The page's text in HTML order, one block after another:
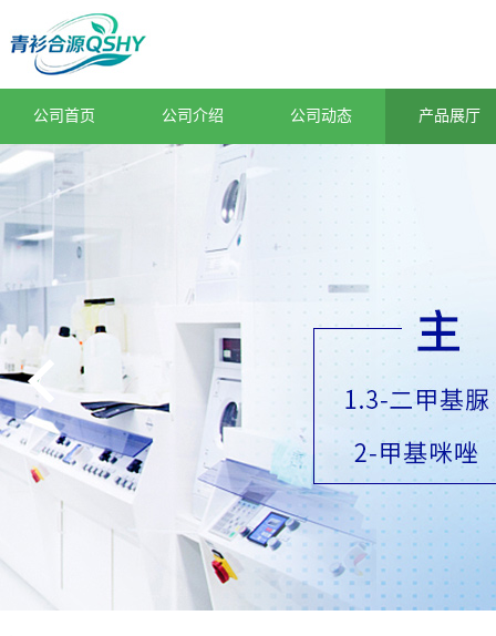
公司首页 公司介绍 公司动态 产品展厅